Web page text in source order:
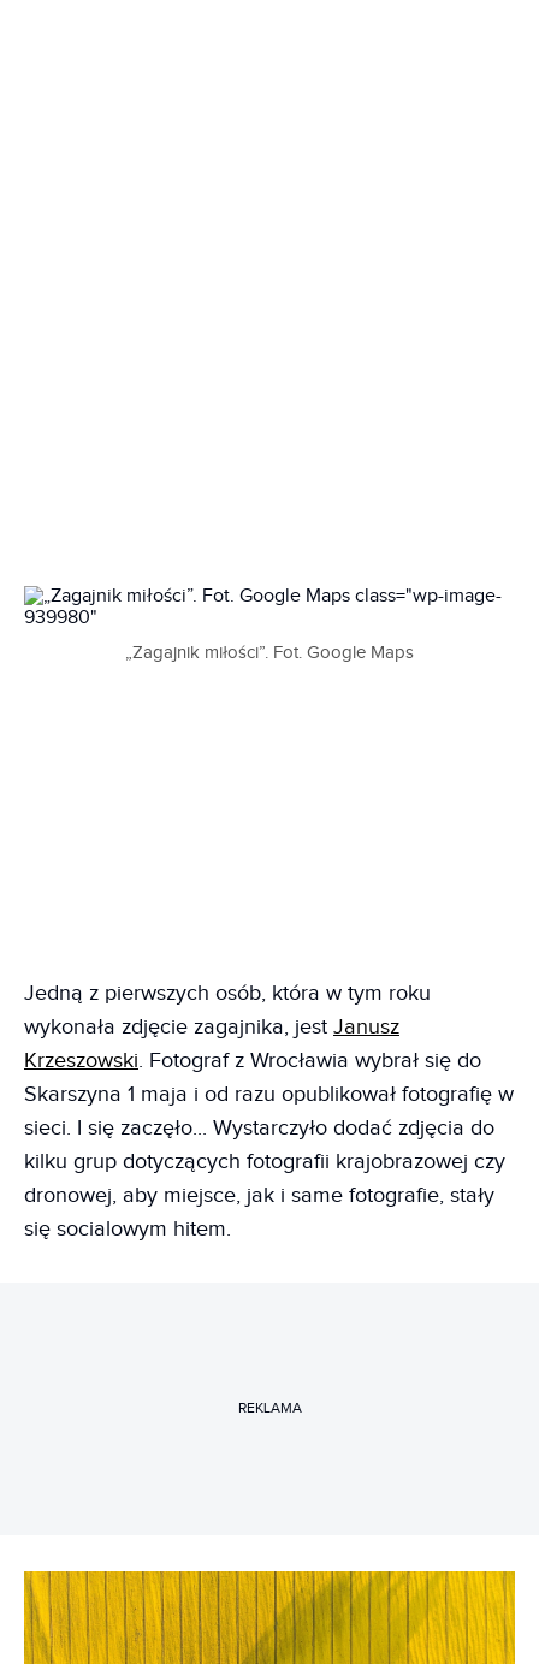
„Zagajnik miłości”. Fot. Google Maps
Jedną z pierwszych osób, która w tym roku
wykonała zdjęcie zagajnika, jest Janusz
Krzeszowski. Fotograf z Wrocławia wybrał się do
Skarszyna 1 maja i od razu opublikował fotografię w
sieci. I się zaczęło... Wystarczyło dodać zdjęcia do
kilku grup dotyczących fotografii krajobrazowej czy
dronowej, aby miejsce, jak i same fotografie, stały
się socialowym hitem.
REKLAMA